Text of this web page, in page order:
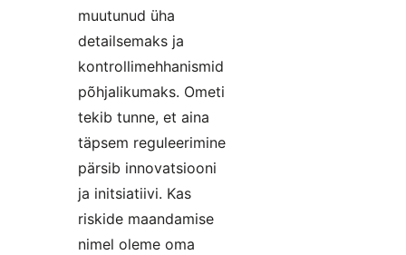
muutunud üha
detailsemaks ja
kontrollimehhanismid
põhjalikumaks. Ometi
tekib tunne, et aina
täpsem reguleerimine
pärsib innovatsiooni
ja initsiatiivi. Kas
riskide maandamise
nimel oleme oma